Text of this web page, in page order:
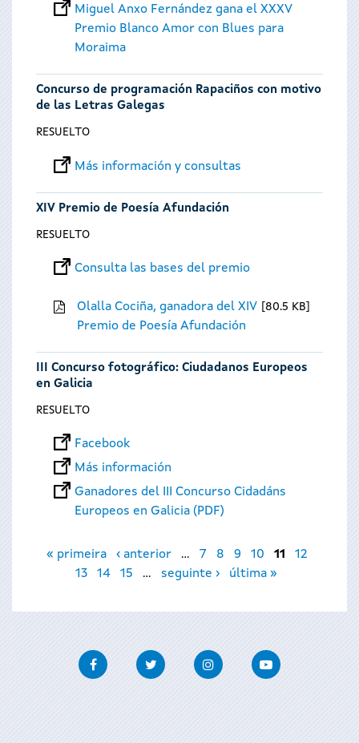
Miguel Anxo Fernández gana el XXXV
Premio Blanco Amor con Blues para
Moraima
Concurso de programación Rapaciños con motivo
de las Letras Galegas
RESUELTO
Más información y consultas
XIV Premio de Poesía Afundación
RESUELTO
Consulta las bases del premio
Olalla Cociña, ganadora del XIV
Premio de Poesía Afundación
80.5 KB
III Concurso fotográfico: Ciudadanos Europeos
en Galicia
RESUELTO
Facebook
Más información
Ganadores del III Concurso Cidadáns
Europeos en Galicia (PDF)
Páginas
« primeira ‹ anterior … 7 8 9 10 11
12
13
14 15 … seguinte › última »
FacebookTwitter InstagramYoutube